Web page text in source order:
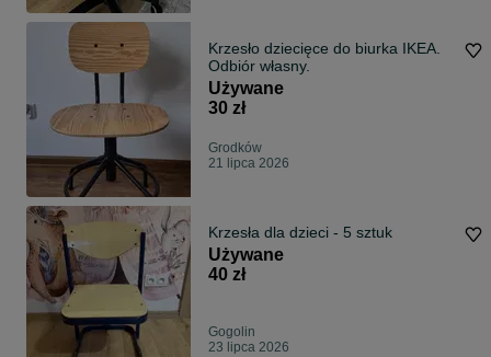
Krzesło dziecięce do biurka IKEA.
Odbiór własny.
Używane
30 zł
Grodków
21 lipca 2026
Krzesła dla dzieci - 5 sztuk
Używane
40 zł
Gogolin
23 lipca 2026